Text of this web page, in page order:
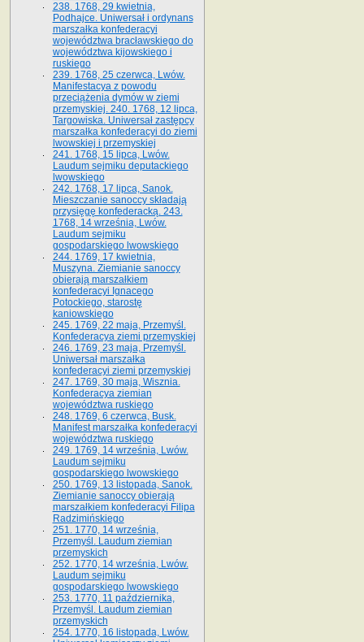
238. 1768, 29 kwietnia,
Podhajce. Uniwersał i ordynans
marszałka konfederacyi
województwa bracławskiego do
wo­jewództwa kijowskiego i
ruskiego
239. 1768, 25 czerwca, Lwów.
Manifestacya z powodu
przeciążenia dymów w ziemi
przemyskiej. 240. 1768, 12 lipca,
Targowiska. Uniwersał zastępcy
marszałka konfederacyi do ziemi
lwowskiej i przemyskiej
241. 1768, 15 lipca, Lwów.
Laudum sejmiku deputackiego
lwowskiego
242. 1768, 17 lipca, Sanok.
Mieszczanie sanoccy składają
przysięgę konfederacką. 243.
1768, 14 września, Lwów.
Laudum sejmiku
gospodarskiego lwowskiego
244. 1769, 17 kwietnia,
Muszyna. Ziemianie sanoccy
obierają marszałkiem
konfederacyi Ignacego
Potockiego, starostę
kaniowskiego
245. 1769, 22 maja, Przemyśl.
Konfederacya ziemi przemyskiej
246. 1769, 23 maja, Przemyśl.
Uniwersał marszałka
konfederacyi ziemi przemyskiej
247. 1769, 30 maja, Wisznia.
Konfederacya ziemian
województwa ruskiego
248. 1769, 6 czerwca, Busk.
Manifest marszałka konfederacyi
województwa ruskiego
249. 1769, 14 września, Lwów.
Laudum sejmiku
gospodarskiego lwowskiego
250. 1769, 13 listopada, Sanok.
Ziemianie sanoccy obierają
marszałkiem konfederacyi Filipa
Radzimińskiego
251. 1770, 14 września,
Przemyśl. Laudum ziemian
przemyskich
252. 1770, 14 września, Lwów.
Laudum sejmiku
gospodarskiego lwowskiego
253. 1770, 11 października,
Przemyśl. Laudum ziemian
przemyskich
254. 1770, 16 listopada, Lwów.